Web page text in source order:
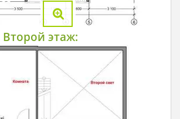
Второй этаж: